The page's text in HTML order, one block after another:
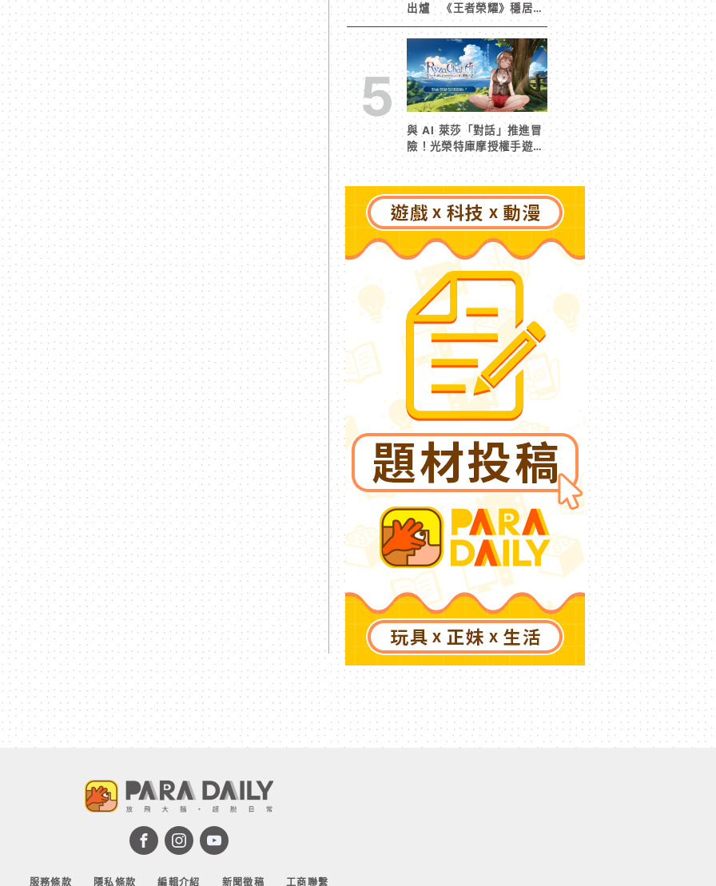
出爐 《王者榮耀》穩居榜
首《寒霜啟示錄》緊追在
後！
5
與 AI 萊莎「對話」推進冒
險！光榮特庫摩授權手遊
《RyzaChat:AI ライザと
創るあなただけのひと夏の
夢物語》事前登錄今日啟動
服務條款 隱私條款 編輯介紹 新聞徵稿 工商聯繫